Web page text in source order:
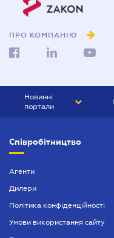
ПРО КОМПАНІЮ
Новинні
портали
БІЗНЕС
Співробітництво
Агенти
Дилери
Політика конфіденційності
Умови використання сайту